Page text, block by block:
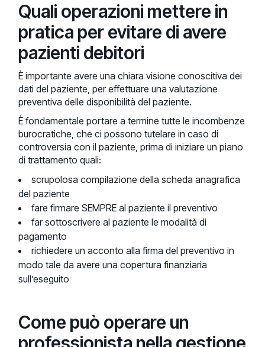
Quali operazioni mettere in
pratica per evitare di avere
pazienti debitori
È importante avere una chiara visione conoscitiva dei
dati del paziente, per effettuare una valutazione
preventiva delle disponibilità del paziente.
È fondamentale portare a termine tutte le incombenze
burocratiche, che ci possono tutelare in caso di
controversia con il paziente, prima di iniziare un piano
di trattamento quali:
scrupolosa compilazione della scheda anagrafica
del paziente
fare firmare SEMPRE al paziente il preventivo
far sottoscrivere al paziente le modalità di
pagamento
richiedere un acconto alla firma del preventivo in
modo tale da avere una copertura finanziaria
sull’eseguito
Come può operare un